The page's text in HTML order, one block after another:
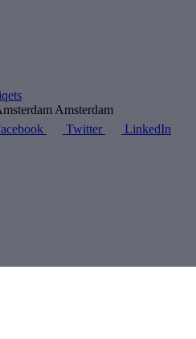
Amsterdam
Twitter LinkedIn